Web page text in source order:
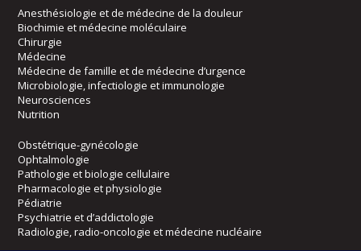
Anesthésiologie et de médecine de la douleur
Biochimie et médecine moléculaire
Chirurgie
Médecine
Médecine de famille et de médecine d’urgence
Microbiologie, infectiologie et immunologie
Neurosciences
Nutrition
Obstétrique-gynécologie
Ophtalmologie
Pathologie et biologie cellulaire
Pharmacologie et physiologie
Pédiatrie
Psychiatrie et d’addictologie
Radiologie, radio-oncologie et médecine nucléaire